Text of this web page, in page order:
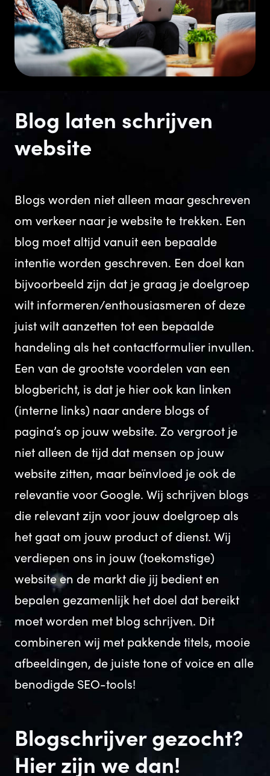
Blog laten schrijven
website
Blogs worden niet alleen maar geschreven
om verkeer naar je website te trekken. Een
blog moet altijd vanuit een bepaalde
intentie worden geschreven. Een doel kan
bijvoorbeeld zijn dat je graag je doelgroep
wilt informeren/enthousiasmeren of deze
juist wilt aanzetten tot een bepaalde
handeling als het contactformulier invullen.
Een van de grootste voordelen van een
blogbericht, is dat je hier ook kan linken
(interne links) naar andere blogs of
pagina’s op jouw website. Zo vergroot je
niet alleen de tijd dat mensen op jouw
website zitten, maar beïnvloed je ook de
relevantie voor Google. Wij schrijven blogs
die relevant zijn voor jouw doelgroep als
het gaat om jouw product of dienst. Wij
verdiepen ons in jouw (toekomstige)
website en de markt die jij bedient en
bepalen gezamenlijk het doel dat bereikt
moet worden met blog schrijven. Dit
combineren wij met pakkende titels, mooie
afbeeldingen, de juiste tone of voice en alle
benodigde SEO-tools!
Blogschrijver gezocht?
Hier zijn we dan!